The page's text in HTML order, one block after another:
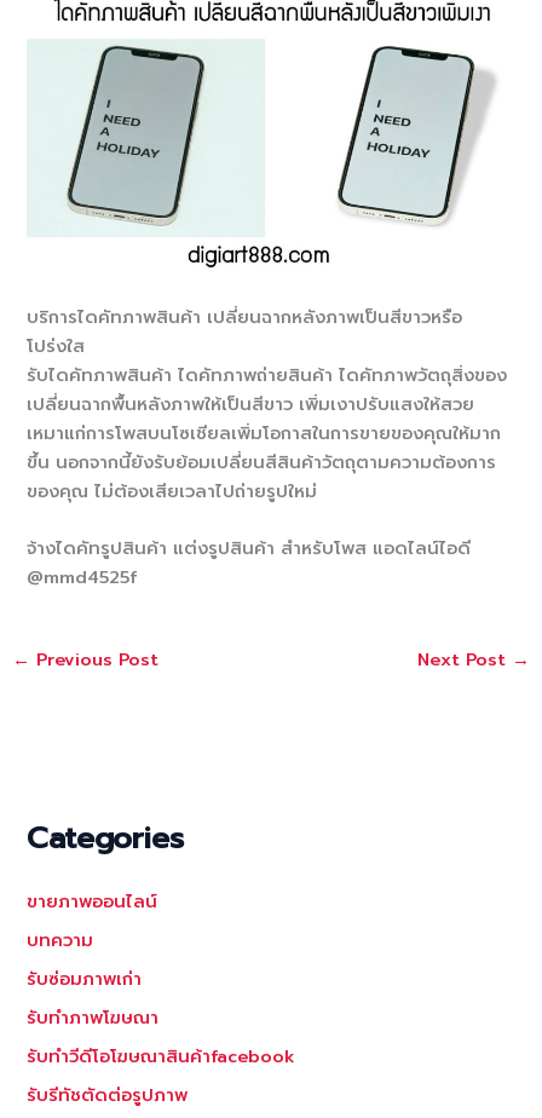
บริการไดคัทภาพสินค้า เปลี่ยนฉากหลังภาพเป็นสีขาวหรือ
โปร่งใส
รับไดคัทภาพสินค้า ไดคัทภาพถ่ายสินค้า ไดคัทภาพวัตถุสิ่งของ
เปลี่ยนฉากพื้นหลังภาพให้เป็นสีขาว เพิ่มเงาปรับแสงให้สวย
เหมาแก่การโพสบนโซเชียลเพิ่มโอกาสในการขายของคุณให้มาก
ขึ้น นอกจากนี้ยังรับย้อมเปลี่ยนสีสินค้าวัตถุตามความต้องการ
ของคุณ ไม่ต้องเสียเวลาไปถ่ายรูปใหม่
จ้างไดคัทรูปสินค้า แต่งรูปสินค้า สำหรับโพส แอดไลน์ไอดี
@mmd4525f
← Previous Post Next Post →
Categories
ขายภาพออนไลน์
บทความ
รับซ่อมภาพเก่า
รับทำภาพโฆษณา
รับทำวีดีโอโฆษณาสินค้าfacebook
รับรีทัชตัดต่อรูปภาพ